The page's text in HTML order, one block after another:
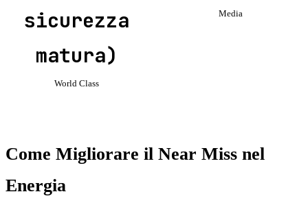
sicurezza
matura)
World Class
Media
Come Migliorare il Near Miss nel
Energia